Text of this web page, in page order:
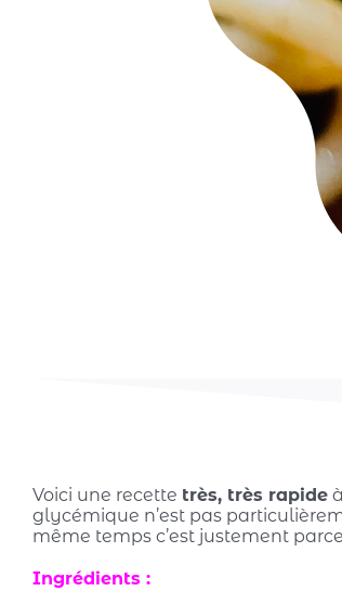
Voici une recette très, très rapideà
glycémique n’est pas
même temps c’est justement
Ingrédients :